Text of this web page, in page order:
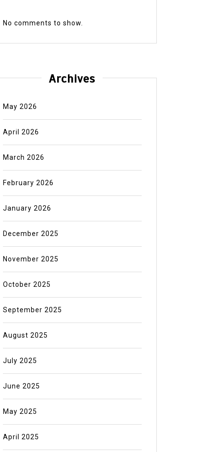
No comments to show.
Archives
May 2026
April 2026
March 2026
February 2026
January 2026
December 2025
November 2025
October 2025
September 2025
August 2025
July 2025
June 2025
May 2025
April 2025